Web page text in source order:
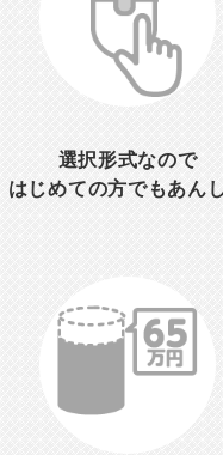
選択形式なので
はじめての方でもあん